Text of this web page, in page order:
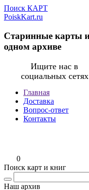
Поиск КАРТ
PoiskKart.ru
Старинные карты
одном архиве
Ищите нас в
социальных сетях
Главная
Доставка
Вопрос-ответ
Контакты
0
Поиск карт и книг
Наш архив